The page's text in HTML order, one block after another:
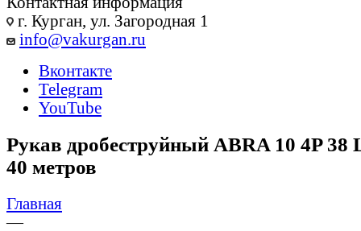
г. Курган, ул. Загородная 1
info@vakurgan.ru
Вконтакте
Telegram
YouTube
Рукав дробеструйный ABRA 10 4P 38
40 метров
Главная
—